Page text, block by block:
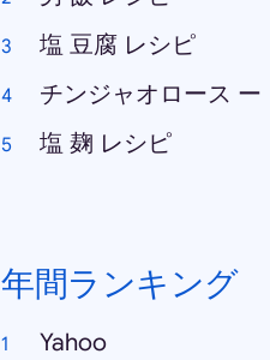
塩 豆腐 レシピ
チンジャオロース ー
塩 麹 レシピ
年間ランキング
Yahoo